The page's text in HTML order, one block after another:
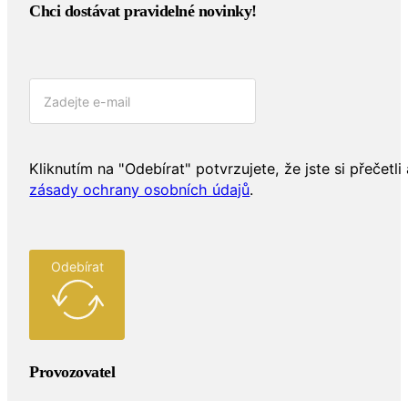
Chci dostávat pravidelné novinky!​
Kliknutím na "Odebírat" potvrzujete, že jste si přečetli
zásady ochrany osobních údajů.
Odebírat
Provozovatel